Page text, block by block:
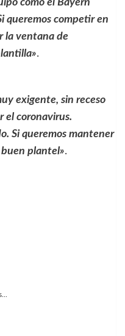
como el Bayern
queremos competir en
la ventana de
.
exigente, sin receso
el coronavirus.
Si queremos mantener
plantel».